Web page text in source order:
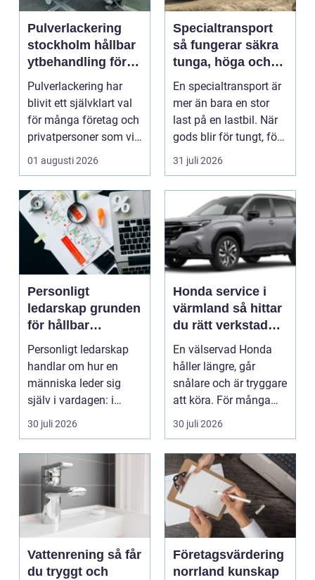
Pulverlackering
stockholm hållbar
ytbehandling för
industri och
privatpersoner
Pulverlackering har
blivit ett självklart val
för många företag och
privatpersoner som vill
kombiner...
01 augusti 2026
Specialtransport
så fungerar säkra
tunga, höga och
breda transporter
En specialtransport är
mer än bara en stor
last på en lastbil. När
gods blir för tungt, för
högt ell...
31 juli 2026
Personligt
ledarskap grunden
för hållbar
utveckling och
verklig förändring
Personligt ledarskap
handlar om hur en
människa leder sig
själv i vardagen: i
beslut, relationer, ko...
30 juli 2026
Honda service i
värmland så hittar
du rätt verkstad
för din bil
En välservad Honda
håller längre, går
snålare och är tryggare
att köra. För många
bilägare i Värmlan...
30 juli 2026
Vattenrening så får
du tryggt och
Företagsvärdering
norrland kunskap